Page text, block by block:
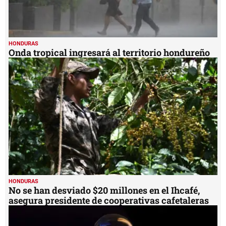
HONDURAS
Onda tropical ingresará al territorio hondureño
HONDURAS
No se han desviado $20 millones en el Ihcafé,
asegura presidente de cooperativas cafetaleras